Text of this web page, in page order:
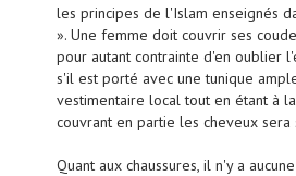
les principes de l'Islam enseignés
». Une femme doit couvrir ses
pour autant contrainte d'en oublier
s'il est porté avec une tunique
vestimentaire local tout en étant à
couvrant en partie les cheveux sera
Quant aux chaussures, il n'y a